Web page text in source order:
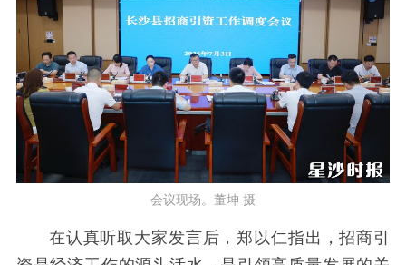
会议现场。董坤 摄
在认真听取大家发言后，郑以仁指出，招商引